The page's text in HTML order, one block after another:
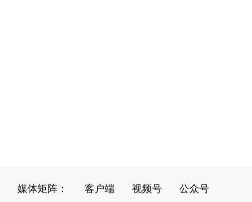
媒体矩阵： 客户端 视频号 公众号